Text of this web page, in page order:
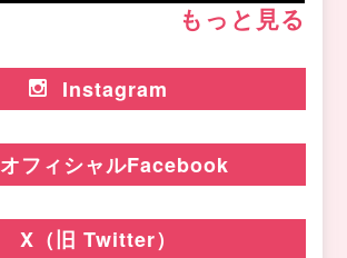
もっと見る
Instagram
オフィシャルFacebook
X（旧 Twitter）